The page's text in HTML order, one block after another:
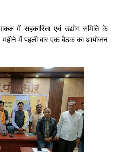
में सहकारिता एवं उद्योग समिति के
में पहली बार एक बैठक का आयोजन